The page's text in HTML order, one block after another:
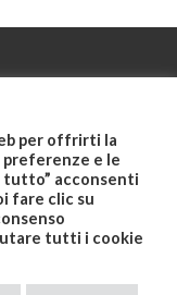
– “Powered by
Politica de Privacidad
per offrirti la
e le
tutto” acconsenti
fare clic su
tutti i cookie